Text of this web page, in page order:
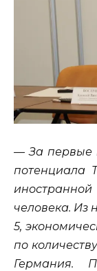
— За первые
потенциала
человека. Из
5,
по
Германия.